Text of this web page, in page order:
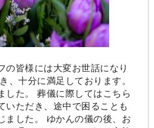
の皆様には大変お世話になり
、十分に満足しております。
した。 葬儀に際してはこちら
いただき、途中で困ることも
ました。 ゆかんの儀の後、お